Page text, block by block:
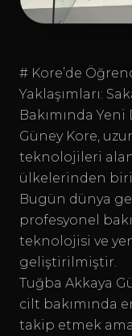
# Kore’de
Yaklaşımları:
Bakımında
Güney Kore,
teknolojileri
ülkelerinden
Bugün dünya
profesyonel
teknolojisi ve
geliştirilmiştir.
Tuğba Akkaya
cilt bakımında
takip etmek